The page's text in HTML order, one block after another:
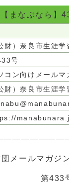
【まなぶなら】
財）奈良市生涯
号
コン向けメールマ
財）奈良市生涯学
メールマガジ